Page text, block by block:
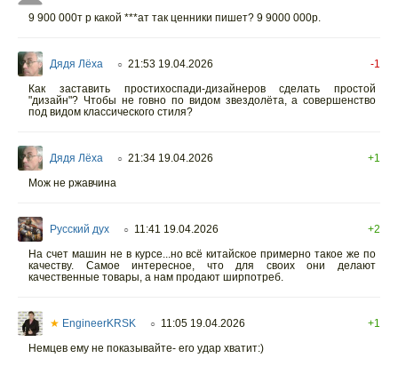
9 900 000т р какой ***ат так ценники пишет? 9 9000 000р.
Дядя Лёха ○ 21:53 19.04.2026
-1
Как заставить простихоспади-дизайнеров сделать простой
"дизайн"? Чтобы не говно по видом звездолёта, а совершенство
под видом классического стиля?
Дядя Лёха ○ 21:34 19.04.2026
+1
Мож не ржавчина
Русский дух ○ 11:41 19.04.2026
+2
На счет машин не в курсе...но всё китайское примерно такое же по
качеству. Самое интересное, что для своих они делают
качественные товары, а нам продают ширпотреб.
★ EngineerKRSK ○ 11:05 19.04.2026
+1
Немцев ему не показывайте- его удар хватит:)